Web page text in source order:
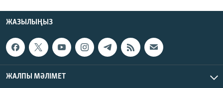
ЖАЗЫЛЫҢЫЗ
ЖАЛПЫ МӘЛІМЕТ